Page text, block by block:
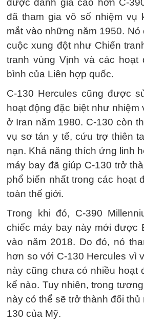
được đánh giá cao hơn C-
đã tham gia vô số nhiệm vụ
mắt vào những năm 1950. Nó
cuộc xung đột như Chiến
tranh vùng Vịnh và các hoạt
bình của Liên hợp quốc.
C-130 Hercules cũng được
hoạt động đặc biệt như nhiệm
ở Iran năm 1980. C-130 còn
vụ sơ tán y tế, cứu trợ thiên
nạn. Khả năng thích ứng linh
máy bay đã giúp C-130 trở
phổ biến nhất trong các hoạt
toàn thế giới.
Trong khi đó, C-390
chiếc máy bay này mới được
vào năm 2018. Do đó, nó
hơn so với C-130 Hercules vì
này cũng chưa có nhiều hoạt
kể nào. Tuy nhiên, trong
này có thể sẽ trở thành đối
130 của Mỹ.